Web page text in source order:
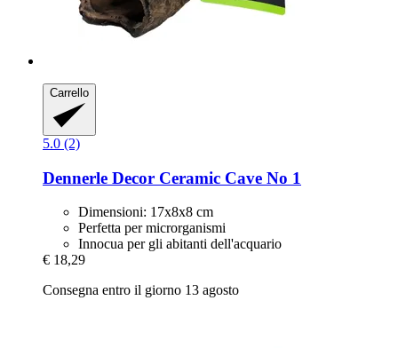
Carrello
5.0 (2)
Dennerle Decor Ceramic Cave No 1
Dimensioni: 17x8x8 cm
Perfetta per microrganismi
Innocua per gli abitanti dell'acquario
€ 18,29
Consegna entro il giorno 13 agosto